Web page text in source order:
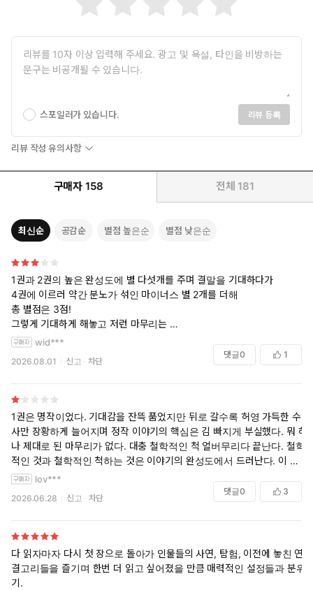
나 일본의 판타지 소설의 영향을 받아 대부분 중세 유럽만을 배
요 네 종족 중 하나인 ‘도깨비’ 경우가 이를 대표하는데, 씨름과 윷
놀이를 좋아하며, 도깨비감투를 쓰고 남을 놀라게 하는 것을 즐기
지만 피를 두려워하고 폭력을 싫어한다는 점에서 한국 전통의 도
깨비와 흡사한 면을 갖고 있다. 또한 작품 속에서 중요한 단서가
되는 고대 왕국의 언어는 우리의 옛말(조선 중기에 사용되던 말)
을 그대로 차용하고 있으며, 등장하는 생명체의 이름 역시 ‘두억
다. 성당의 신부나 성직자, 대주교 등만 다루던 기존 판타지 소설
과 달리 사원과 스님, 그리고 주지 등이 등장하는 것도 새로운 점
이영도 식의 독특한 설정과 이야기 진행.
하고 신비스러운 이야기가 독자의 눈을 사로잡는다. 특히 넷으로
구분된 색다른 종족들은 작품의 스토리와 부합되어 사건의 요소
요소에서 새로운 반전을 일으키게 한다. 이중 가장 눈에 띄는 종
족은 역시 현대의 인간과 흡사한 인간족이다. 왕이 되고자 하는
제왕병자들이 가득하고, 저마다 자신의 세력을 키우지만 정작 네
종족 중 가장 나약한 종족이라는 점은 모순으로 가득 찬 인간의
단면을 보여준다. 다른 종족도 이와 비슷한 모순적인 특성을 갖
고 있다. 닭의 모습을 닮은 레콘 족은 3미터에 이르는 큰 키와 강
인한 체력, 그리고 신의 선물인 무기를 갖고 있기에 네 종족 중 개
인의 무력으로는 가장 강력하다고 볼 수 있지만 철저히 자신의
숙원만을 이루려는 개인주의 때문에 종족이 단합할 수 없고 언제
나 홀로 싸우는 약점을 갖고 있다. 불을 자유자재로 다루는 도깨
비는 마음만 먹으면 일거에 수십만을 죽일 수도 있지만, 근본적
으로 폭력과 피를 두려워하는 까닭에 세상에 아무런 영향도 주지
못한다. 뱀처럼 비늘이 있고 변온 체질인 나가는 인간의 ‘말’이 아
방의 저온을 이겨내지 못하는 체질적 한계를 갖고 있다. 작품 전
체의 종족들 중 그 어떠한 종족도 완벽하지 못한 상태를 유지한
다.
스포일러가 있습니다. 리뷰 등록
리뷰 작성 유의사항
구매자 158 전체 181
최신순 공감순 별점 높은순 별점 낮은순
1권과 2권의 높은 완성도에 별 다섯개를 주며 결말을 기대하다가
4권에 이르러 약간 분노가 섞인 마이너스 별 2개를 더해
총 별점은 3점!
그렇게 기대하게 해놓고 저런 마무리는
마지막까지 읽은 노력을 허무하게 했음
wid***
2026.08.01 신고 차단
댓글0 1
1권은 명작이었다. 기대감을 잔뜩 품었지만 뒤로 갈수록 허영 가득한 수
사만 장황하게 늘어지며 정작 이야기의 핵심은 김 빠지게 부실했다. 뭐 하
나 제대로 된 마무리가 없다. 대충 철학적인 척 얼버무리다 끝난다. 철학
적인 것과 철학적인 척하는 것은 이야기의 완성도에서 드러난다. 이 소설
은 "척"이다. 하이라이트라 부를만한 장면들은 '기승'까지 멋지게 가다가
'전결'없이 끝난다. 모든 에피소드가 동일하다. 엔딩은 기가 막혀서 화가
날 지경이다. 고작 이걸 보게 하려고 그렇게 지겨운 얘기를 늘어놓은 거
야? 결론은 모호하다. 그저 즐겁게 세계관 구상을 하다가 그 아이디어에
서 이야기를 더 발전시키지 못한 채 어영부영 전개되는 소설을 본 기분이
다. 세계관은 촘촘하지만 소설의 완성도는 처참하다.
lov***
2026.06.28 신고 차단
댓글0 3
다 읽자마자 다시 첫 장으로 돌아가 인물들의 사연, 탐험, 이전에 놓친 연
결고리들을 즐기며 한번 더 읽고 싶어졌을 만큼 매력적인 설정들과 분위
기.